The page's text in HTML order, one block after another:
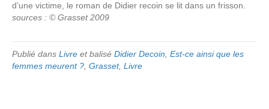
d’une victime, le roman de Didier recoin se lit dans un frisson.
sources : © Grasset 2009
Publié dans Livre et balisé Didier Decoin, Est-ce ainsi que les
femmes meurent ?, Grasset, Livre